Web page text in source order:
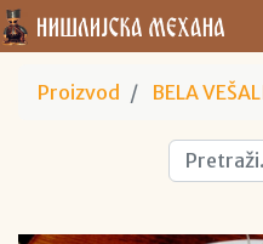
Proizvod BELA